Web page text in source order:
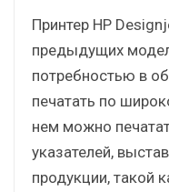
Принтер HP
предыдущих
потребностью в
печатать по
нем можно
указателей,
продукции, такой